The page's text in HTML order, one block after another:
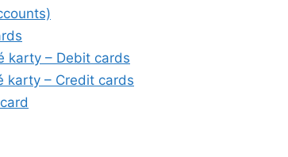
karty – Debit cards
karty – Credit cards